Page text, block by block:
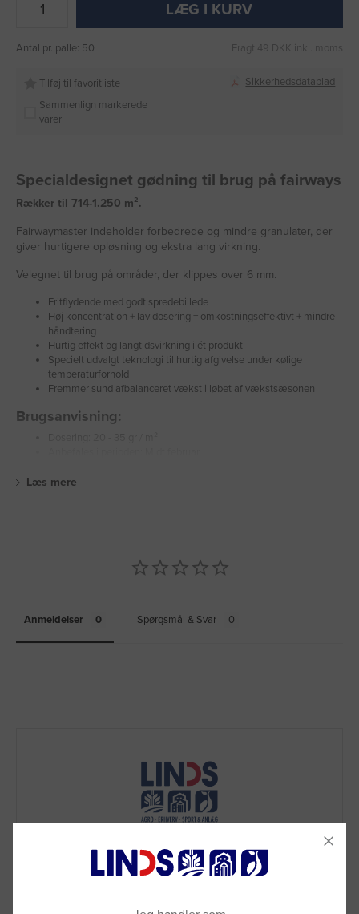
LÆG I KURV
Antal pr. palle: 50 Fragt 49 DKK inkl. moms
Tilføj til favoritliste
Sammenlign markerede
varer
Sikkerhedsdatablad
Specialdesignet gødning til brug på fairways
Rækker til 714-1.250 m².
Fairwaymaster indeholder forbedrede og mindre granulater, der
giver hurtigere opløsning og ekstra lang virkning.
Velegnet til brug på områder, der klippes over 6 mm.
Fritflydende med godt spredebillede
Høj koncentration + lav dosering = omkostningseffektivt + mindre
håndtering
Hurtig effekt og langtidsvirkning i ét produkt
Specielt udvalgt teknologi til hurtig afgivelse under kølige
temperaturforhold
Fremmer sund afbalanceret vækst i løbet af vækstsæsonen
Brugsanvisning:
Læs mere
Anmeldelser Spørgsmål & Svar